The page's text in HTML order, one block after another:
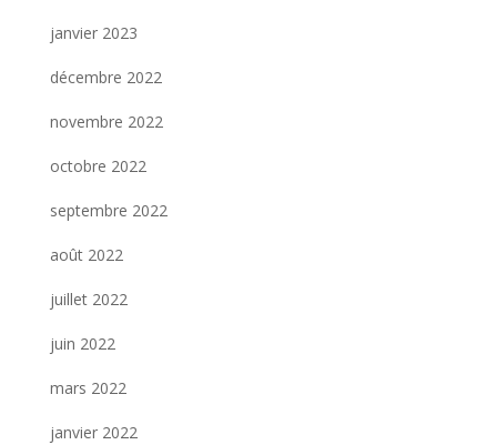
janvier 2023
décembre 2022
novembre 2022
octobre 2022
septembre 2022
août 2022
juillet 2022
juin 2022
mars 2022
janvier 2022